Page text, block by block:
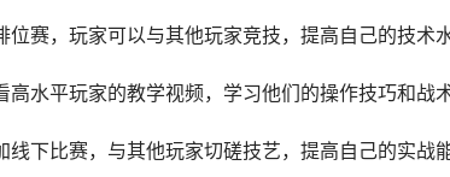
位赛，玩家可以与其他玩家竞技，提高自己的技术水
高水平玩家的教学视频，学习他们的操作技巧和战术
线下比赛，与其他玩家切磋技艺，提高自己的实战能